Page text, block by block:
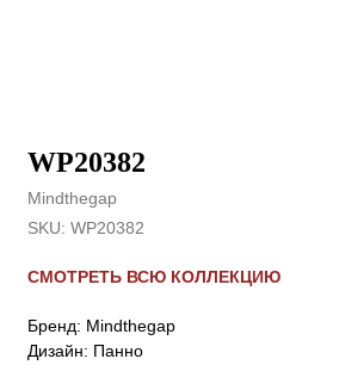
WP20382
Mindthegap
SKU: WP20382
СМОТРЕТЬ ВСЮ КОЛЛЕКЦИЮ
Бренд: Mindthegap
Дизайн: Панно